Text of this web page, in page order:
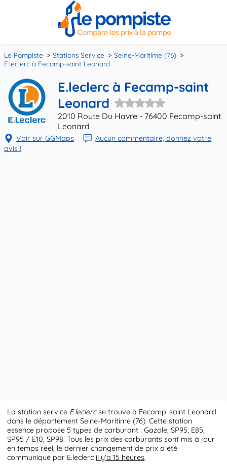
Le Pompiste Stations Service
Seine-Maritime (76)
E.leclerc à Fecamp-saint Leonard
E.leclerc à Fecamp-saint
Leonard
2010 Route Du Havre - 76400 Fecamp-saint
Leonard
Voir sur GGMaps
Aucun commentaire, donnez votre
avis !
La station service E.leclercse trouve à Fecamp-saint Leonard
dans le département Seine-Maritime (76). Cette station
essence propose 5 types de carburant : Gazole, SP95, E85,
SP95 / E10, SP98. Tous les prix des carburants sont mis à jour
en temps réel, le dernier changement de prix a été
communiqué par E.leclerc il y'a 15 heures.